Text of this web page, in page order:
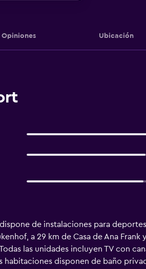
Opiniones Ubicación
de instalaciones para deportes
a 29 km de Casa de Ana Frank
las unidades incluyen TV con
habitaciones disponen de baño